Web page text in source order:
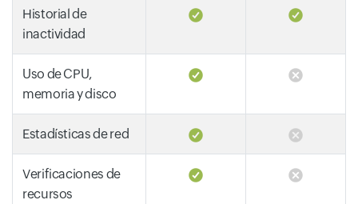
Historial de
inactividad
Uso de CPU,
memoria y disco
Estadísticas de red
Verificaciones de
recursos